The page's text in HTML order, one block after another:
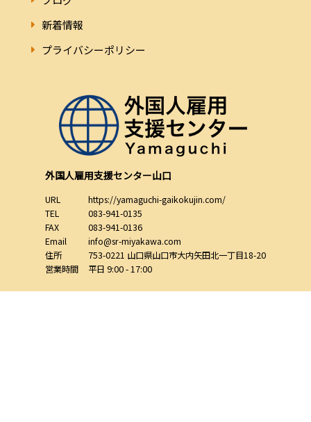
新着情報
プライバシーポリシー
外国人雇用支援センター山口
URL
https://yamaguchi-gaikokujin.com/
TEL
083-941-0135
FAX
083-941-0136
Email
info@sr-miyakawa.com
住所
753-0221 山口県山口市大内矢田北一丁目18-20
営業時間
平日 9:00 - 17:00